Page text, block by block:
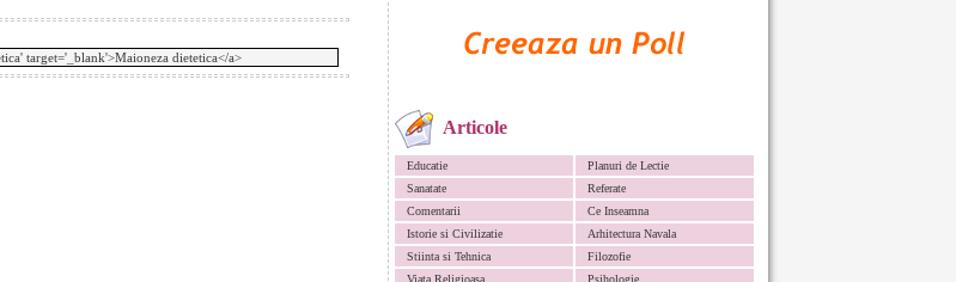
Articole
Educatie
Planuri de Lectie
Sanatate
Referate
Comentarii
Ce Inseamna
Istorie si Civilizatie
Arhitectura Navala
Stiinta si Tehnica
Filozofie
Viata Religioasa
Psihologie